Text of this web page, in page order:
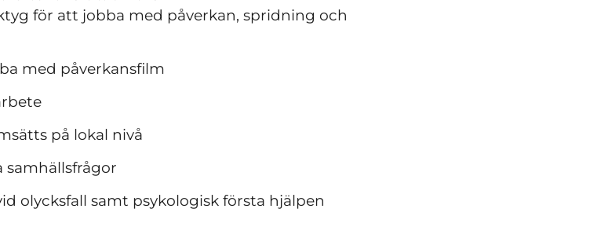
för att jobba med påverkan, spridning och
med påverkansfilm
på lokal nivå
samhällsfrågor
olycksfall samt psykologisk första hjälpen